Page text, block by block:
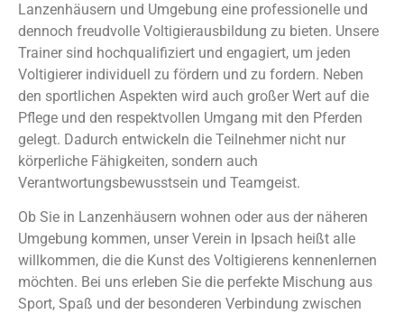
Lanzenhäusern und Umgebung eine professionelle und
dennoch freudvolle Voltigierausbildung zu bieten. Unsere
Trainer sind hochqualifiziert und engagiert, um jeden
Voltigierer individuell zu fördern und zu fordern. Neben
den sportlichen Aspekten wird auch großer Wert auf die
Pflege und den respektvollen Umgang mit den Pferden
gelegt. Dadurch entwickeln die Teilnehmer nicht nur
körperliche Fähigkeiten, sondern auch
Verantwortungsbewusstsein und Teamgeist.
Ob Sie in Lanzenhäusern wohnen oder aus der näheren
Umgebung kommen, unser Verein in Ipsach heißt alle
willkommen, die die Kunst des Voltigierens kennenlernen
möchten. Bei uns erleben Sie die perfekte Mischung aus
Sport, Spaß und der besonderen Verbindung zwischen